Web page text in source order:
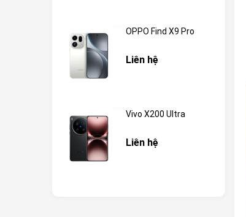
OPPO Find X9 Pro
Liên hệ
Vivo X200 Ultra
Liên hệ